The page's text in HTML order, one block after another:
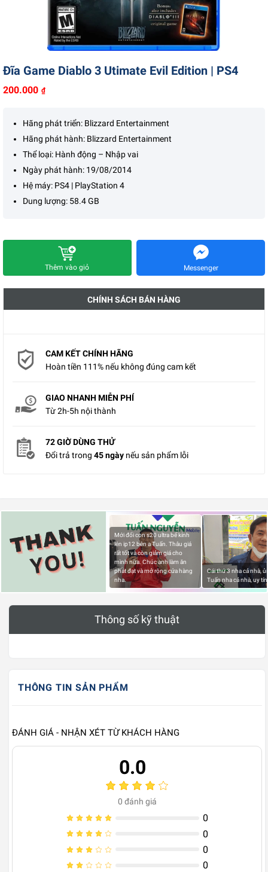
Đĩa Game Diablo 3 Utimate Evil Edition | PS4
200.000 ₫
Hãng phát triển: Blizzard Entertainment
Hãng phát hành: Blizzard Entertainment
Thể loại: Hành động – Nhập vai
Ngày phát hành: 19/08/2014
Hệ máy: PS4 | PlayStation 4
Dung lượng: 58.4 GB
Thêm vào giỏ Messenger
CHÍNH SÁCH BÁN HÀNG
CAM KẾT CHÍNH HÃNG
Hoàn tiền 111% nếu không đúng cam kết
GIAO NHANH MIỄN PHÍ
Từ 2h-5h nội thành
72 GIỜ DÙNG THỬ
Đổi trả trong 45 ngày nếu sản phẩm lỗi
Mới đổi con s20 ultra bể kính
lên ip12 bên a Tuấn. Thâu giá
rất tốt và còn giảm giá cho
mình nữa. Chúc anh làm ăn
phát đạt và mở rộng cửa hàng
nha.
Cái thứ 3 nha cả nhà,
Tuấn nha cả nhà, uy
THÔNG TIN SẢN PHẨM
ĐÁNH GIÁ - NHẬN XÉT TỪ KHÁCH HÀNG
0.0
0 đánh giá
0
0
0
0
Thông số kỹ thuật